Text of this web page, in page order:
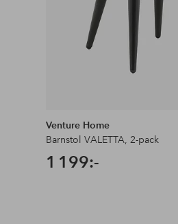
Venture Home
Barnstol VALETTA, 2-pack
1 199:-